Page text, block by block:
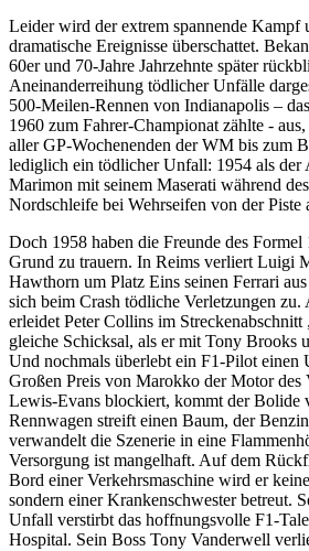
Leider wird der extrem spannende Kampf
dramatische Ereignisse überschattet.
60er und 70-Jahre Jahrzehnte später
Aneinanderreihung tödlicher Unfälle
500-Meilen-Rennen von Indianapolis –
1960 zum Fahrer-Championat zählte -
aller GP-Wochenenden der WM bis zum
lediglich ein tödlicher Unfall: 1954 als der
Marimon mit seinem Maserati während
Nordschleife bei Wehrseifen von der Piste
Doch 1958 haben die Freunde des
Grund zu trauern. In Reims verliert Luigi
Hawthorn um Platz Eins seinen Ferrari
sich beim Crash tödliche Verletzungen
erleidet Peter Collins im Streckenabschnitt
gleiche Schicksal, als er mit Tony Brooks
Und nochmals überlebt ein F1-Pilot
Großen Preis von Marokko der Motor des
Lewis-Evans blockiert, kommt der Bolide
Rennwagen streift einen Baum, der
verwandelt die Szenerie in eine
Versorgung ist mangelhaft. Auf dem
Bord einer Verkehrsmaschine wird er
sondern einer Krankenschwester betreut.
Unfall verstirbt das hoffnungsvolle F1-
Hospital. Sein Boss Tony Vanderwell